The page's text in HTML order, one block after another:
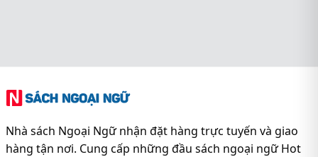
Nhà sách Ngoại Ngữ nhận đặt hàng trực tuyến và giao
hàng tận nơi. Cung cấp những đầu sách ngoại ngữ Hot